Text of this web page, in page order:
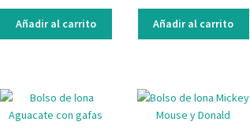
Añadir al carrito Añadir al carrito